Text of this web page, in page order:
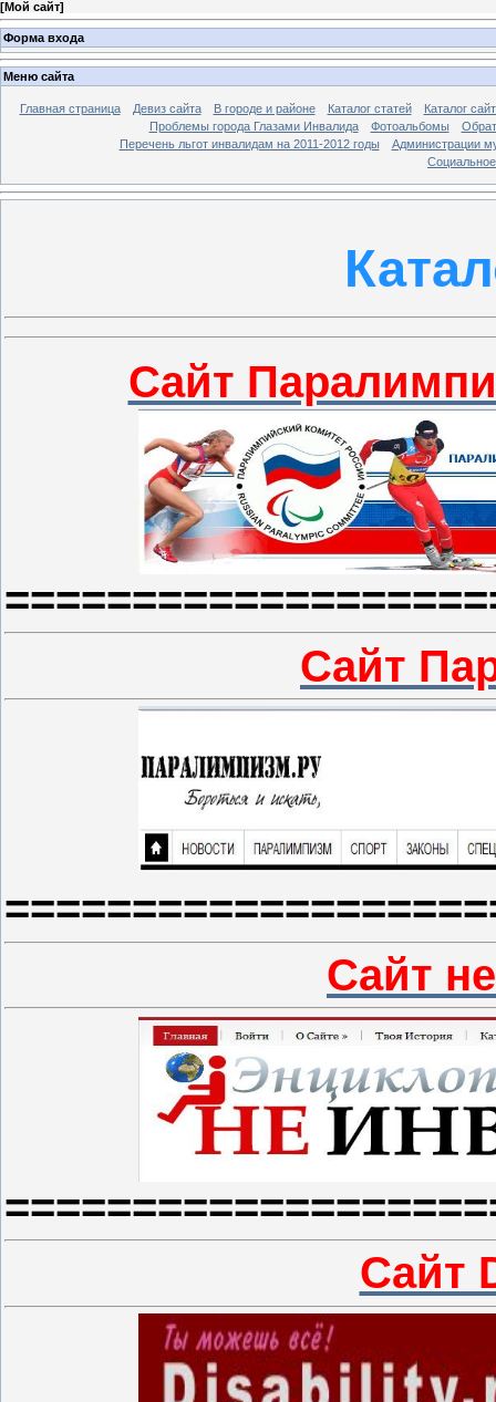
[Мой сайт]
Форма входа
Меню сайта
Главная страница Девиз сайта В городе и районе Каталог статей
Каталог
Проблемы города Глазами Инвалида
Фотоальбомы
Перечень льгот инвалидам на 2011-2012 годы
Администрации
Сайт
Сайт
Сайт
Сайт